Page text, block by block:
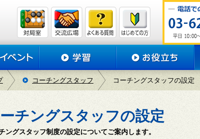
コーチングスタッフ コーチングスタッフの設定
チングスタッフの設定
ングスタッフ制度の設定についてご案内します。